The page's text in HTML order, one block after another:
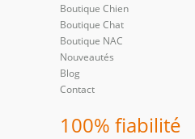
Boutique Chien
Boutique Chat
Boutique NAC
Nouveautés
Blog
Contact
100% fiabilité